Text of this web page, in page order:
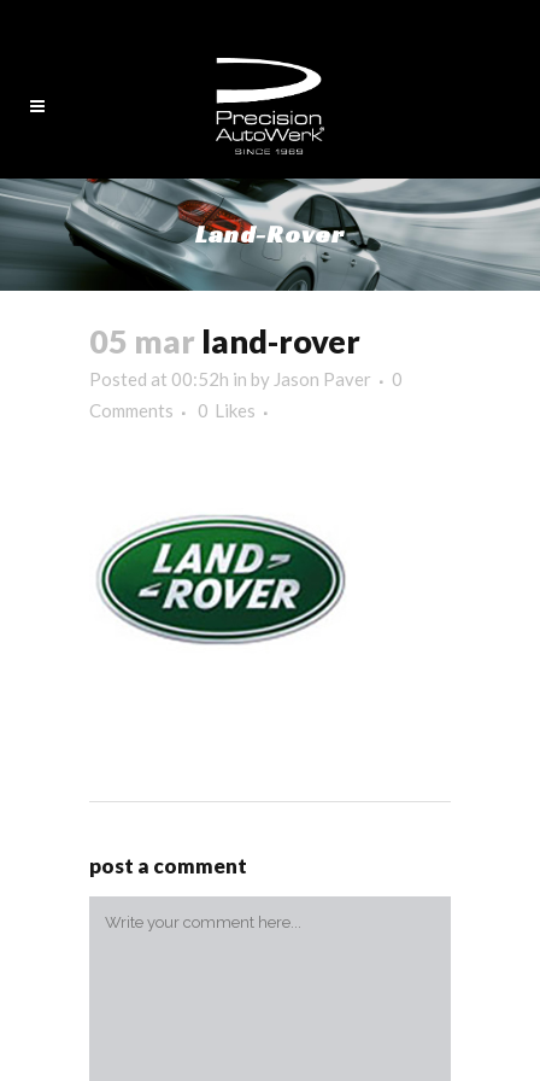
Land-Rover
05 mar land-rover
Posted at 00:52h in by Jason Paver
0
Comments
0 Likes
post a comment